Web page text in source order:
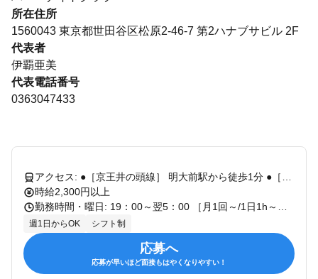
所在住所
1560043 東京都世田谷区松原2-46-7 第2ハナブサビル 2F
代表者
伊覇亜美
代表電話番号
0363047433
時給2,300円以上
週1日からOK シフト制
応募へ
応募が早いほど面接もはやくなりやすい！